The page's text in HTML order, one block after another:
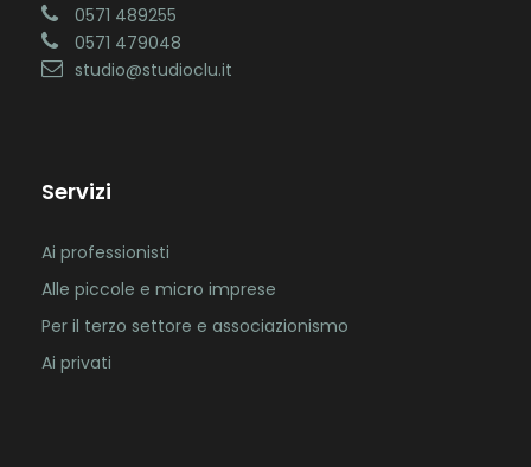
0571 489255
0571 479048
studio@studioclu.it
Servizi
Ai professionisti
Alle piccole e micro imprese
Per il terzo settore e associazionismo
Ai privati